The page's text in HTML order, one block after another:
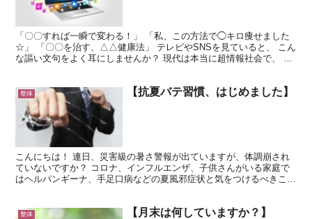
「〇〇すれば一瞬で変わる！」 「私、この方法で◯キロ痩せました
☆」 「〇〇を治す、△△健康法」 テレビやSNSを見ていると、 こん
な謳い文句をよく耳にしませんか？ 現代は本当に超情報社会で、 知
整体 【抗夏バテ習慣、はじめました】
こんにちは！ 連日、災害級の暑さ警報が出ていますが、体調崩され
ていないですか？ コロナ、インフルエンザ、子供さんがいる家庭で
はヘルパンギーナ、手足口病などの夏風邪症状と気をつけるべきこと
整体 【月末は何していますか？】